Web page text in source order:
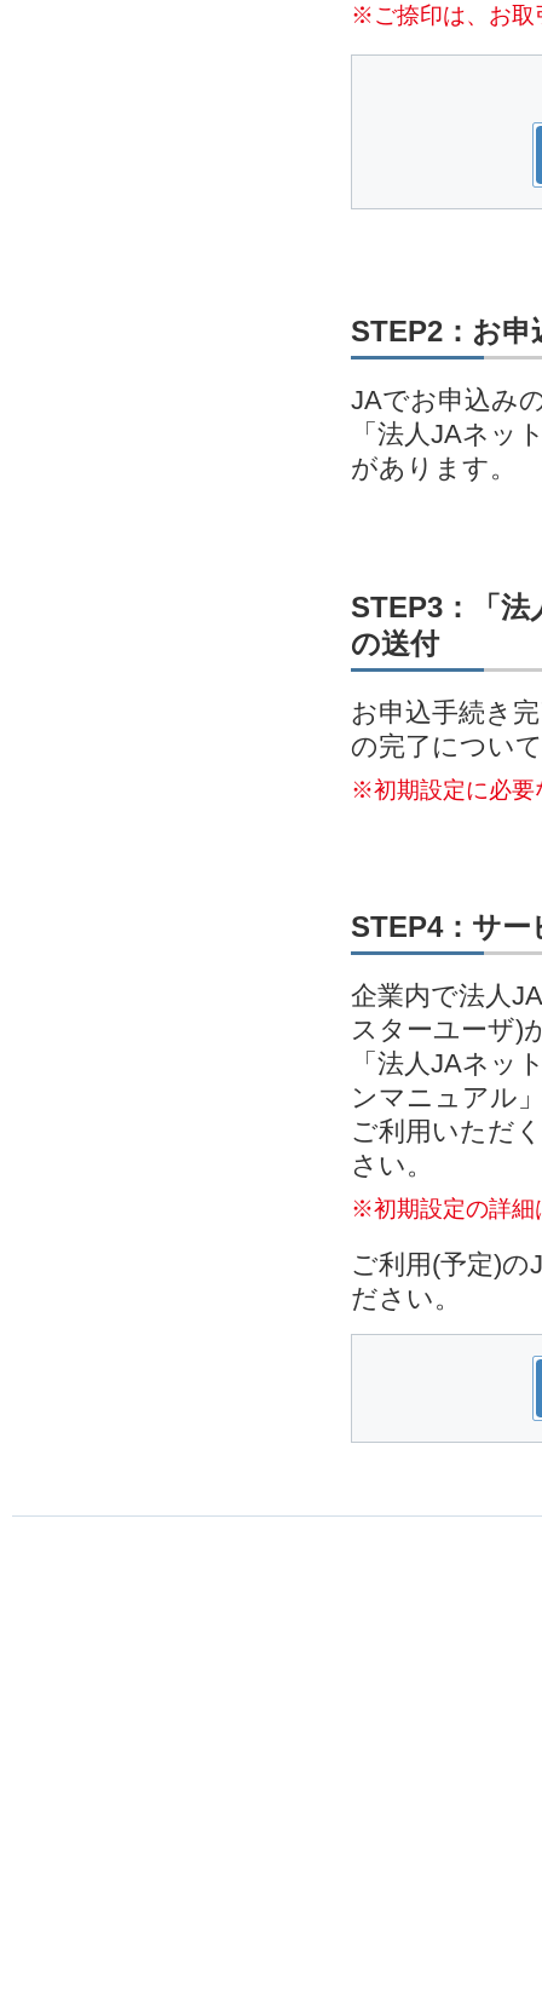
※ご捺印は、お取
STEP2：お申
JAでお申込み
「法人JAネッ
があります。
STEP3：「
の送付
お申込手続き
の完了につい
※初期設定に必要
STEP4：サー
企業内で法人
スターユーザ)
「法人JAネッ
ンマニュアル
ご利用いただ
さい。
※初期設定の詳細
ご利用(予定)
ださい。